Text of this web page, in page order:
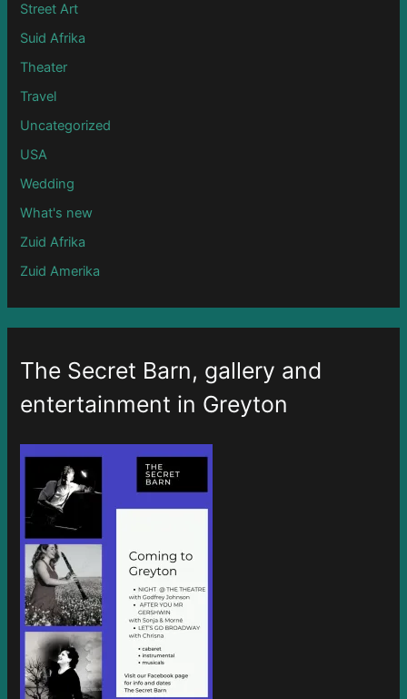
Street Art
Suid Afrika
Theater
Travel
Uncategorized
USA
Wedding
What's new
Zuid Afrika
Zuid Amerika
The Secret Barn, gallery and
entertainment in Greyton